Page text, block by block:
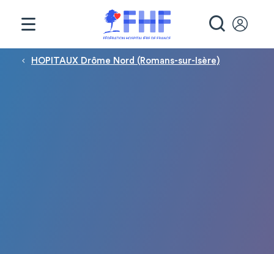
Fil d'Ariane
HOPITAUX Drôme Nord (Romans-sur-Isère)
Panneau de gestion des cookies